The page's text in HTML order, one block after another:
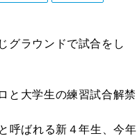
ラウンドで試合をし
大学生の練習試合解禁
呼ばれる新４年生、今年